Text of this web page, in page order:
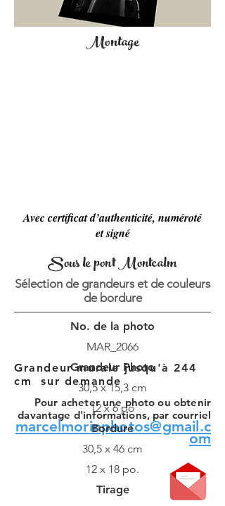
Montage
Avec certificat d’authenticité, numéroté
et signé
Pour acheter une photo ou obtenir
davantage d'informations, par courriel
marcelmorinphotos@gmail.c
om
Grandeur murale jusqu'à 244
cm sur demande
Sous le pont Montcalm
Sélection de grandeurs et de couleurs
de bordure
No. de la photo
MAR_2066
Grandeur Photo
30,5 x 15,3 cm
12 x 6 po
Bordure
30,5 x 46 cm
12 x 18 po.
Tirage